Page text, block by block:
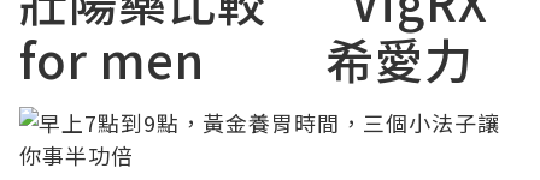
for men
希愛力